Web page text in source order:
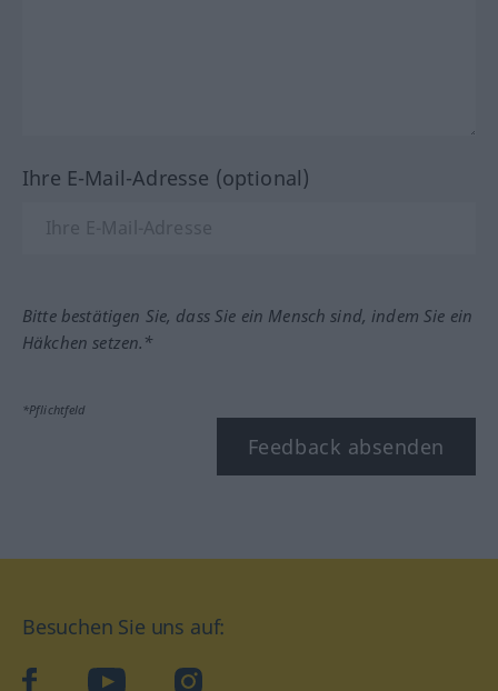
Ihre E-Mail-Adresse (optional)
Bitte bestätigen Sie, dass Sie ein Mensch sind, indem Sie ein
Häkchen setzen.*
*Pflichtfeld
Feedback absenden
Besuchen Sie uns auf:
facebookYouTube Instagram